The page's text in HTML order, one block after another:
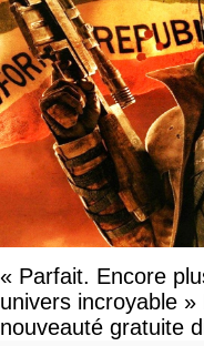
« Parfait. Encore
univers incroyable
nouveauté gratuite